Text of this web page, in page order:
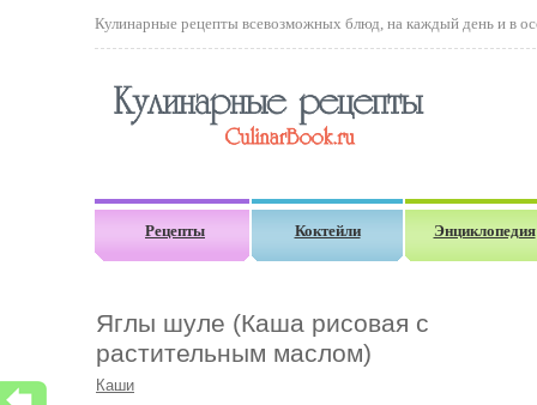
Кулинарные рецепты всевозможных блюд, на каждый день и в
Рецепты Коктейли Энциклопедия
Яглы шуле (Каша рисовая с
растительным маслом)
Каши